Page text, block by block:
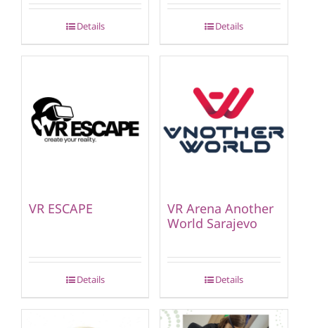
Details Details
VR ESCAPE
Details
VR Arena Another
World Sarajevo
Details